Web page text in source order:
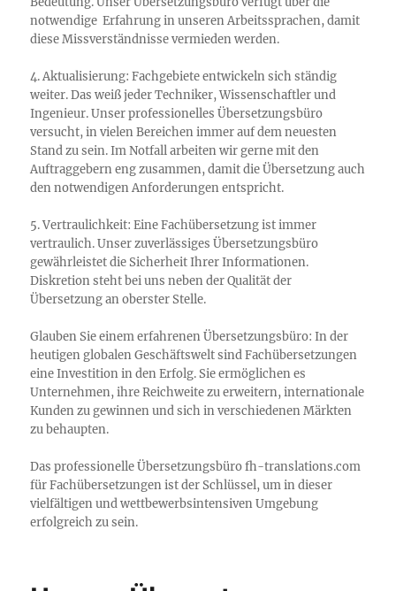
notwendige Erfahrung in unseren Arbeitssprachen, damit
diese Missverständnisse vermieden werden.
4. Aktualisierung: Fachgebiete entwickeln sich ständig
weiter. Das weiß jeder Techniker, Wissenschaftler und
Ingenieur. Unser professionelles Übersetzungsbüro
versucht, in vielen Bereichen immer auf dem neuesten
Stand zu sein. Im Notfall arbeiten wir gerne mit den
Auftraggebern eng zusammen, damit die Übersetzung auch
den notwendigen Anforderungen entspricht.
5. Vertraulichkeit: Eine Fachübersetzung ist immer
vertraulich. Unser zuverlässiges Übersetzungsbüro
gewährleistet die Sicherheit Ihrer Informationen.
Diskretion steht bei uns neben der Qualität der
Übersetzung an oberster Stelle.
Glauben Sie einem erfahrenen Übersetzungsbüro: In der
heutigen globalen Geschäftswelt sind Fachübersetzungen
eine Investition in den Erfolg. Sie ermöglichen es
Unternehmen, ihre Reichweite zu erweitern, internationale
Kunden zu gewinnen und sich in verschiedenen Märkten
zu behaupten.
Das professionelle Übersetzungsbüro fh-translations.com
für Fachübersetzungen ist der Schlüssel, um in dieser
vielfältigen und wettbewerbsintensiven Umgebung
erfolgreich zu sein.